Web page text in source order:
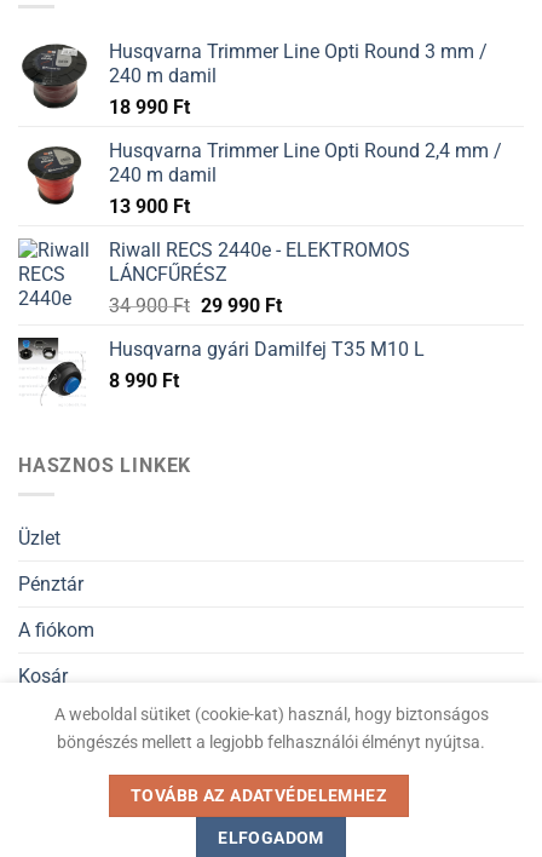
Husqvarna Trimmer Line Opti Round 3 mm /
240 m damil
18 990 Ft
Husqvarna Trimmer Line Opti Round 2,4 mm /
240 m damil
13 900 Ft
Riwall RECS 2440e - ELEKTROMOS
LÁNCFŰRÉSZ
34 900Ft 29 990 Ft
Husqvarna gyári Damilfej T35 M10 L
8 990 Ft
HASZNOS LINKEK
Üzlet
Pénztár
A fiókom
Kosár
Általános Szerződési Feltételek
Kiskertigep.hu © Minden jog fenntartva 2026
A weboldal sütiket (cookie-kat) használ, hogy biztonságos
böngészés mellett a legjobb felhasználói élményt nyújtsa.
TOVÁBB AZ ADATVÉDELEMHEZ
ELFOGADOM